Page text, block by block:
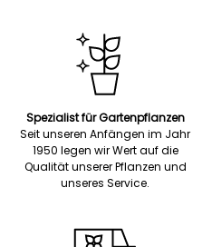
Spezialist für Gartenpflanzen
Seit unseren Anfängen im Jahr
1950 legen wir Wert auf die
Qualität unserer Pflanzen und
unseres Service.